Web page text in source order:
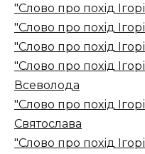
"Слово про похід
"Слово про похід
"Слово про похід
"Слово про похід
Всеволода
"Слово про похід
Святослава
"Слово про похід